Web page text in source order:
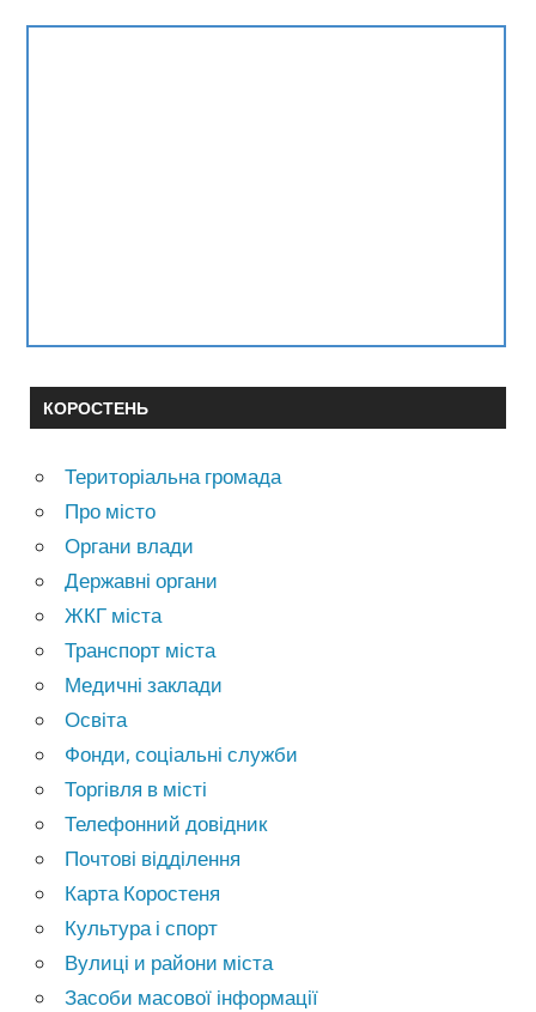
КОРОСТЕНЬ
Територіальна громада
Про місто
Органи влади
Державні органи
ЖКГ міста
Транспорт міста
Медичні заклади
Освіта
Фонди, соціальні служби
Торгівля в місті
Телефонний довідник
Почтові відділення
Карта Коростеня
Культура і спорт
Вулиці и райони міста
Засоби масової інформації